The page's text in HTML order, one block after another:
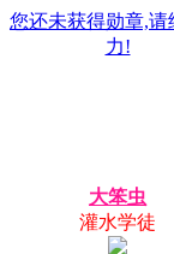
您还未获得勋章,请
力!
大笨虫
灌水学徒